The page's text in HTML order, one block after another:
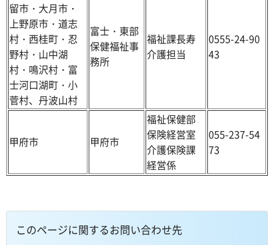
留市・大月市・
上野原市・道志
村・西桂町・忍
野村・山中湖
村・鳴沢村・富
士河口湖町・小
菅村、丹波山村
富士・東部
保健福祉事
務所
福祉課長寿
介護担当
0555-24-90
43
甲府市 甲府市
福祉保健部
保険経営室
介護保険課
経営係
055-237-54
73
このページに関するお問い合わせ先